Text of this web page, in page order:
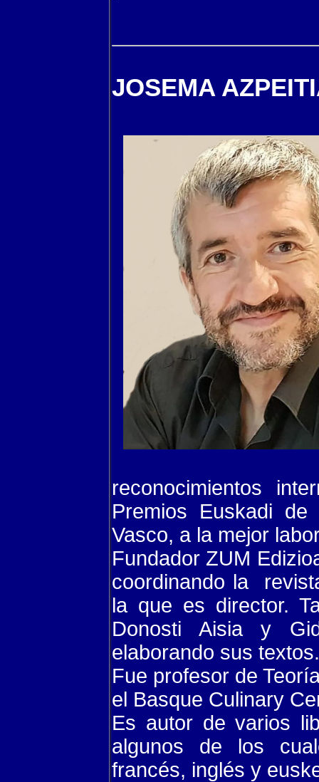
JOSEMA
reconocimientos
Premios Euskadi de
Vasco, a la mejor
Fundador ZUM
coordinando la
la que es director.
Donosti Aisia y
elaborando sus textos.
Fue profesor de
el Basque Culinary
Es autor de varios
algunos de los
francés, inglés y